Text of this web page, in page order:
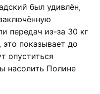
был удивлён,
передач из-за 30 кг
показывает до
опуститься
насолить Полине